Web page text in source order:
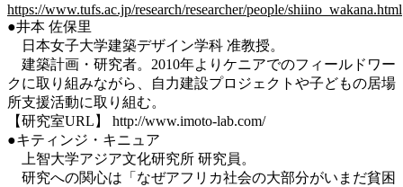
https://www.tufs.ac.jp/research/researcher/people/shiino_wakana.html
●井本 佐保里
日本女子大学建築デザイン学科 准教授。
建築計画・研究者。2010年よりケニアでのフィールドワー
クに取り組みながら、自力建設プロジェクトや子どもの居場
所支援活動に取り組む。
【研究室URL】 http://www.imoto-lab.com/
●キティンジ・キニュア
上智大学アジア文化研究所 研究員。
研究への関心は「なぜアフリカ社会の大部分がいまだ貧困